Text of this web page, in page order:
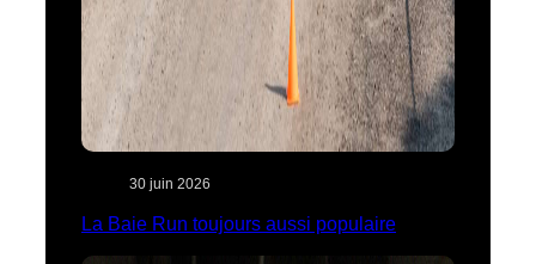
30 juin 2026
La Baie Run toujours aussi populaire